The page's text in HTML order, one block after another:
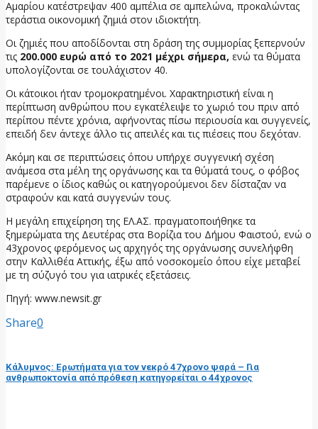
Αμαρίου κατέστρεψαν 400 αμπέλια σε αμπελώνα, προκαλώντας
τεράστια οικονομική ζημιά στον ιδιοκτήτη.
Οι ζημιές που αποδίδονται στη δράση της συμμορίας ξεπερνούν
τις 200.000 ευρώ από το 2021 μέχρι σήμερα, ενώ τα θύματα
υπολογίζονται σε τουλάχιστον 40.
Οι κάτοικοι ήταν τρομοκρατημένοι. Χαρακτηριστική είναι η
περίπτωση ανθρώπου που εγκατέλειψε το χωριό του πριν από
περίπου πέντε χρόνια, αφήνοντας πίσω περιουσία και συγγενείς,
επειδή δεν άντεχε άλλο τις απειλές και τις πιέσεις που δεχόταν.
Ακόμη και σε περιπτώσεις όπου υπήρχε συγγενική σχέση
ανάμεσα στα μέλη της οργάνωσης και τα θύματά τους, ο φόβος
παρέμενε ο ίδιος καθώς οι κατηγορούμενοι δεν δίσταζαν να
στραφούν και κατά συγγενών τους.
Η μεγάλη επιχείρηση της ΕΛ.ΑΣ. πραγματοποιήθηκε τα
ξημερώματα της Δευτέρας στα Βορίζια του Δήμου Φαιστού, ενώ ο
43χρονος φερόμενος ως αρχηγός της οργάνωσης συνελήφθη
στην Καλλιθέα Αττικής, έξω από νοσοκομείο όπου είχε μεταβεί
με τη σύζυγό του για ιατρικές εξετάσεις.
Πηγή: www.newsit.gr
Share0
Κάλυμνος: Ερωτήματα για τον νεκρό 47χρονο ψαρά – Για
ανθρωποκτονία από πρόθεση κατηγορείται ο 44χρονος